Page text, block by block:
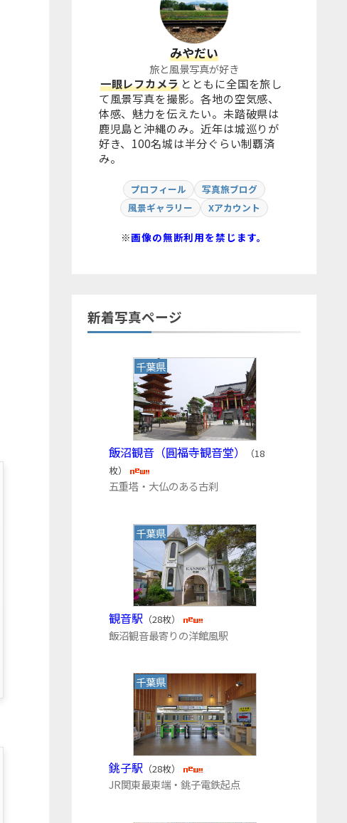
みやだい
旅と風景写真が好き
一眼レフカメラ とともに全国を旅し
て風景写真を撮影。各地の空気感、
体感、魅力を伝えたい。未踏破県は
鹿児島と沖縄のみ。近年は城巡りが
好き、100名城は半分ぐらい制覇済
み。
プロフィール
写真旅ブログ
風景ギャラリー
Xアカウント
※画像の無断利用を禁じます。
新着写真ページ
千葉県
飯沼観音（圓福寺観音堂）
（18
枚）
五重塔・大仏のある古刹
千葉県
観音駅（28枚）
飯沼観音最寄りの洋館風駅
千葉県
銚子駅（28枚）
JR関東最東端・銚子電鉄起点